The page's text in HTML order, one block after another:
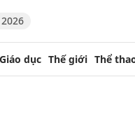
Giáo dục Thế giới Thể